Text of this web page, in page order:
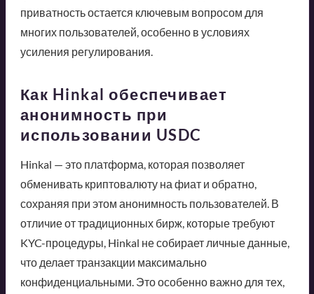
приватность остается ключевым вопросом для
многих пользователей, особенно в условиях
усиления регулирования.
Как Hinkal обеспечивает
анонимность при
использовании USDC
Hinkal — это платформа, которая позволяет
обменивать криптовалюту на фиат и обратно,
сохраняя при этом анонимность пользователей. В
отличие от традиционных бирж, которые требуют
KYC-процедуры, Hinkal не собирает личные данные,
что делает транзакции максимально
конфиденциальными. Это особенно важно для тех,